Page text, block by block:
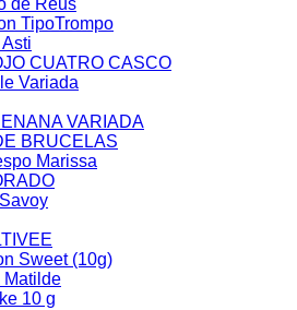
de Reus
TipoTrompo
CUATRO CASCO
Variada
VARIADA
BRUCELAS
Marissa
Sweet (10g)
Matilde
10 g